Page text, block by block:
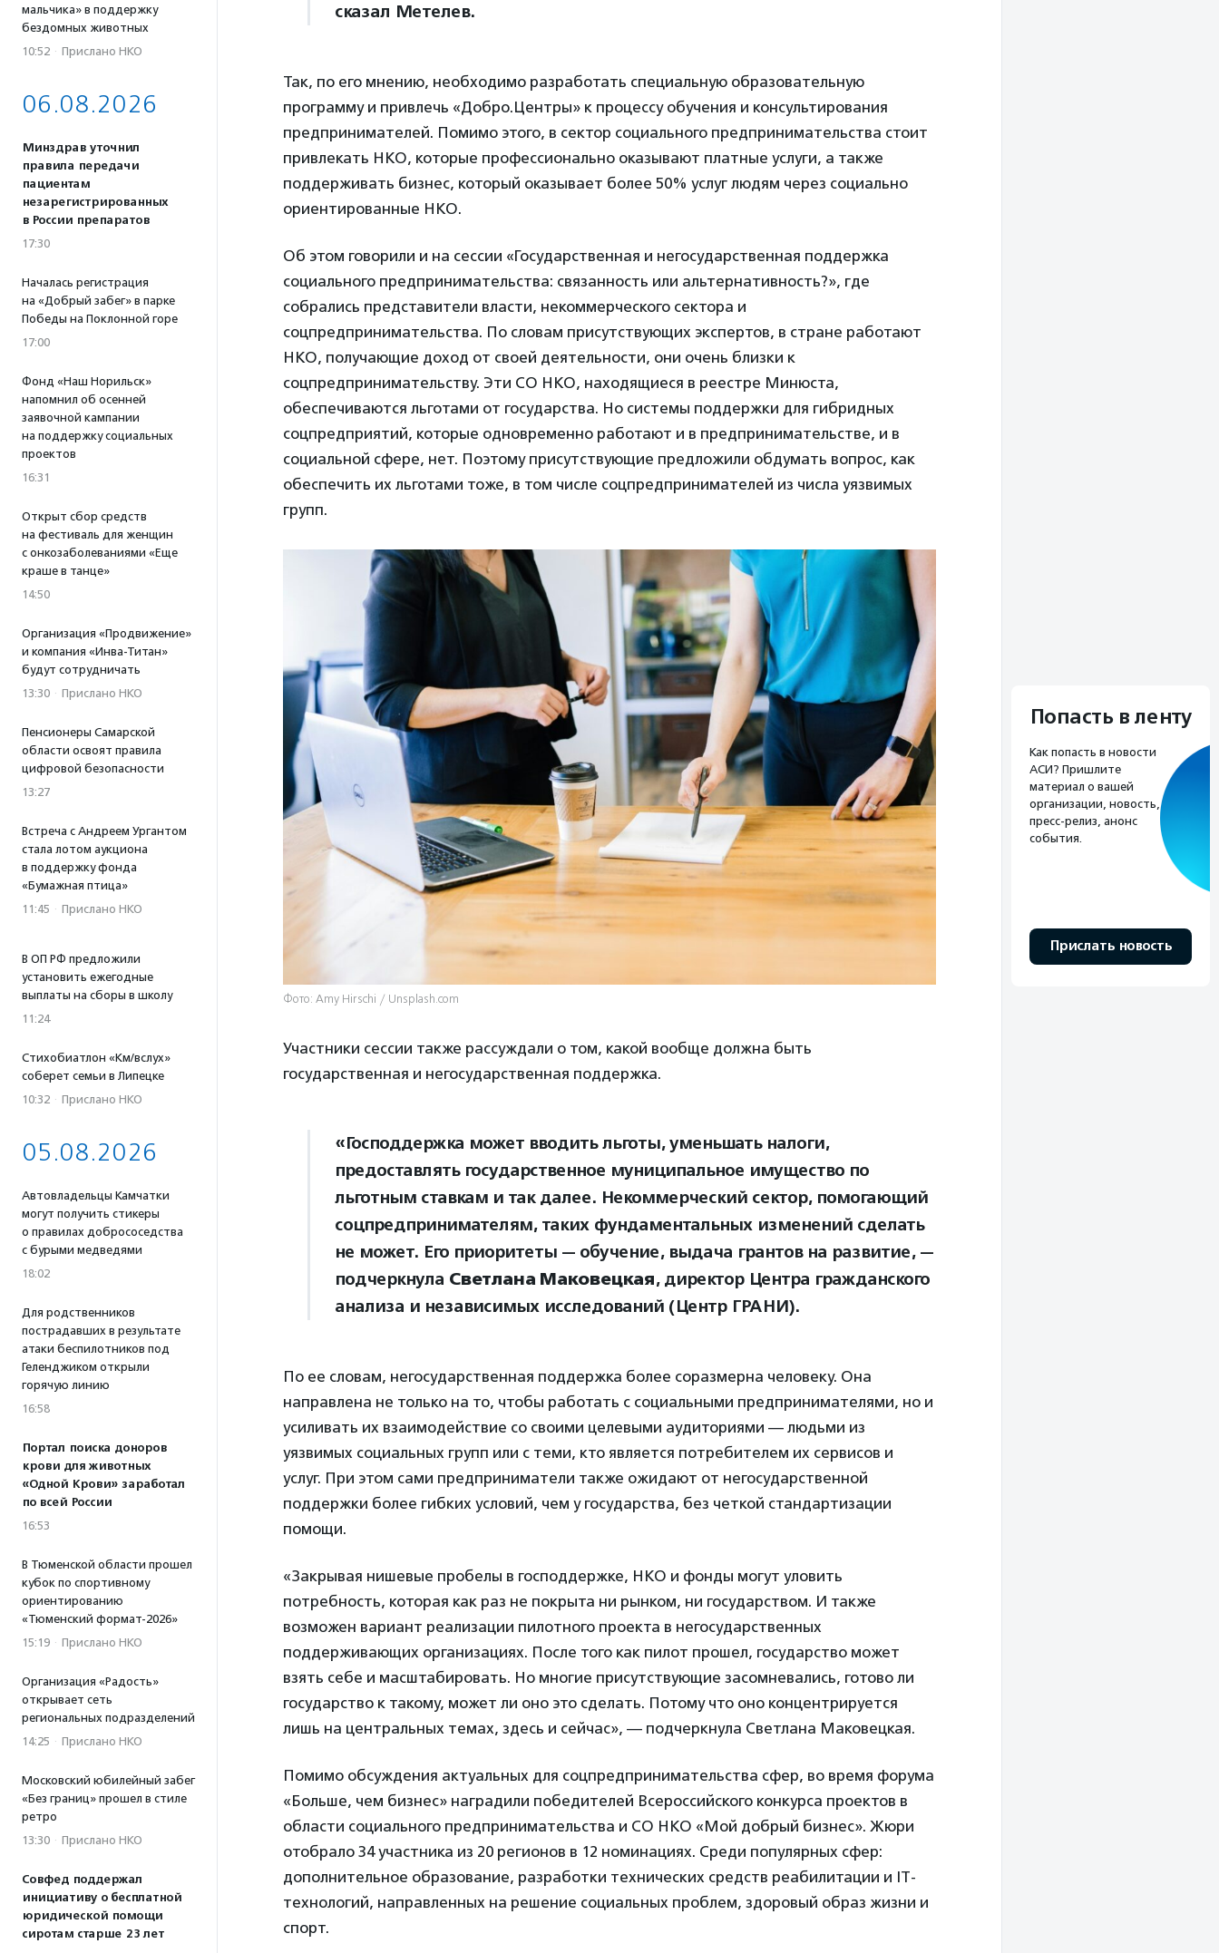
мальчика» в поддержку
бездомных животных
10:52 · Прислано НКО
06.08.2026
Минздрав уточнил
правила передачи
пациентам
незарегистрированных
в России препаратов
17:30
Началась регистрация
на «Добрый забег» в парке
Победы на Поклонной горе
17:00
Фонд «Наш Норильск»
напомнил об осенней
заявочной кампании
на поддержку социальных
проектов
16:31
Открыт сбор средств
на фестиваль для женщин
с онкозаболеваниями «Еще
краше в танце»
14:50
Организация «Продвижение»
и компания «Инва-Титан»
будут сотрудничать
13:30 · Прислано НКО
Пенсионеры Самарской
области освоят правила
цифровой безопасности
13:27
Встреча с Андреем Ургантом
стала лотом аукциона
в поддержку фонда
«Бумажная птица»
11:45 · Прислано НКО
В ОП РФ предложили
установить ежегодные
выплаты на сборы в школу
11:24
Стихобиатлон «Км/вслух»
соберет семьи в Липецке
10:32 · Прислано НКО
05.08.2026
Автовладельцы Камчатки
могут получить стикеры
о правилах добрососедства
с бурыми медведями
18:02
Для родственников
пострадавших в результате
атаки беспилотников под
Геленджиком открыли
горячую линию
16:58
Портал поиска доноров
крови для животных
«Одной Крови» заработал
по всей России
16:53
В Тюменской области прошел
кубок по спортивному
ориентированию
«Тюменский формат-2026»
15:19 · Прислано НКО
Организация «Радость»
открывает сеть
региональных подразделений
14:25 · Прислано НКО
Московский юбилейный забег
«Без границ» прошел в стиле
ретро
13:30 · Прислано НКО
Совфед поддержал
инициативу о бесплатной
юридической помощи
сиротам старше 23 лет
сказал Метелев.
Так, по его мнению, необходимо разработать специальную образовательную
программу и привлечь «Добро.Центры» к процессу обучения и консультирования
предпринимателей. Помимо этого, в сектор социального предпринимательства стоит
привлекать НКО, которые профессионально оказывают платные услуги, а также
поддерживать бизнес, который оказывает более 50% услуг людям через социально
ориентированные НКО.
Об этом говорили и на сессии «Государственная и негосударственная поддержка
социального предпринимательства: связанность или альтернативность?», где
собрались представители власти, некоммерческого сектора и
соцпредпринимательства. По словам присутствующих экспертов, в стране работают
НКО, получающие доход от своей деятельности, они очень близки к
соцпредпринимательству. Эти СО НКО, находящиеся в реестре Минюста,
обеспечиваются льготами от государства. Но системы поддержки для гибридных
соцпредприятий, которые одновременно работают и в предпринимательстве, и в
социальной сфере, нет. Поэтому присутствующие предложили обдумать вопрос, как
обеспечить их льготами тоже, в том числе соцпредпринимателей из числа уязвимых
групп.
Фото: Amy Hirschi / Unsplash.com
Участники сессии также рассуждали о том, какой вообще должна быть
государственная и негосударственная поддержка.
«Господдержка может вводить льготы, уменьшать налоги,
предоставлять государственное муниципальное имущество по
льготным ставкам и так далее. Некоммерческий сектор, помогающий
соцпредпринимателям, таких фундаментальных изменений сделать
не может. Его приоритеты — обучение, выдача грантов на развитие, —
подчеркнула Светлана Маковецкая, директор Центра гражданского
анализа и независимых исследований (Центр ГРАНИ).
По ее словам, негосударственная поддержка более соразмерна человеку. Она
направлена не только на то, чтобы работать с социальными предпринимателями, но и
усиливать их взаимодействие со своими целевыми аудиториями — людьми из
уязвимых социальных групп или с теми, кто является потребителем их сервисов и
услуг. При этом сами предприниматели также ожидают от негосударственной
поддержки более гибких условий, чем у государства, без четкой стандартизации
помощи.
«Закрывая нишевые пробелы в господдержке, НКО и фонды могут уловить
потребность, которая как раз не покрыта ни рынком, ни государством. И также
возможен вариант реализации пилотного проекта в негосударственных
поддерживающих организациях. После того как пилот прошел, государство может
взять себе и масштабировать. Но многие присутствующие засомневались, готово ли
государство к такому, может ли оно это сделать. Потому что оно концентрируется
лишь на центральных темах, здесь и сейчас», — подчеркнула Светлана Маковецкая.
Помимо обсуждения актуальных для соцпредпринимательства сфер, во время форума
«Больше, чем бизнес» наградили победителей Всероссийского конкурса проектов в
области социального предпринимательства и СО НКО «Мой добрый бизнес». Жюри
отобрало 34 участника из 20 регионов в 12 номинациях. Среди популярных сфер:
дополнительное образование, разработки технических средств реабилитации и IT-
технологий, направленных на решение социальных проблем, здоровый образ жизни и
спорт.
Попасть в ленту
Как попасть в новости
АСИ? Пришлите
материал о вашей
организации, новость,
пресс-релиз, анонс
события.
Прислать новость